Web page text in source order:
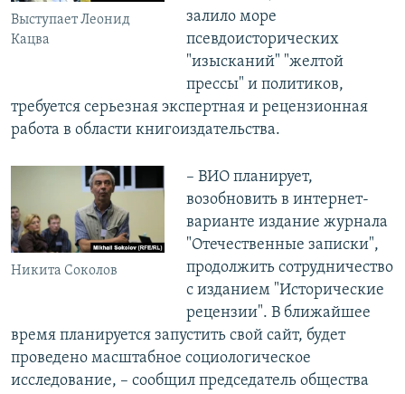
Выступает Леонид
Кацва
залило море
псевдоисторических
"изысканий" "желтой
прессы" и политиков,
требуется серьезная экспертная и рецензионная
работа в области книгоиздательства.
Никита Соколов
– ВИО планирует,
возобновить в интернет-
варианте издание журнала
"Отечественные записки",
продолжить сотрудничество
с изданием "Исторические
рецензии". В ближайшее
время планируется запустить свой сайт, будет
проведено масштабное социологическое
исследование, – сообщил председатель общества